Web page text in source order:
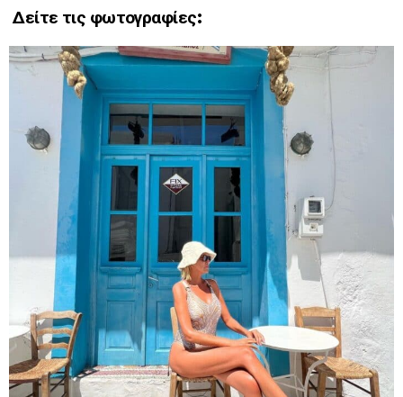
Δείτε τις φωτογραφίες: